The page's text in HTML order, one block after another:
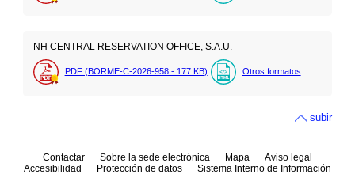
NH CENTRAL RESERVATION OFFICE, S.A.U.
PDF (BORME-C-2026-958 - 177 KB) Otros formatos
subir
Contactar Sobre la sede electrónica Mapa
Aviso legal
Accesibilidad
Protección de datos
Sistema Interno de Información